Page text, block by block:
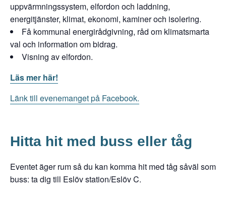
uppvärmningssystem, elfordon och laddning,
energitjänster, klimat, ekonomi, kaminer och isolering.
Få kommunal energirådgivning, råd om klimatsmarta
val och information om bidrag.
Visning av elfordon.
Läs mer här!
Länk till evenemanget på Facebook.
Hitta hit med buss eller tåg
Eventet äger rum så du kan komma hit med tåg såväl som
buss: ta dig till Eslöv station/Eslöv C.